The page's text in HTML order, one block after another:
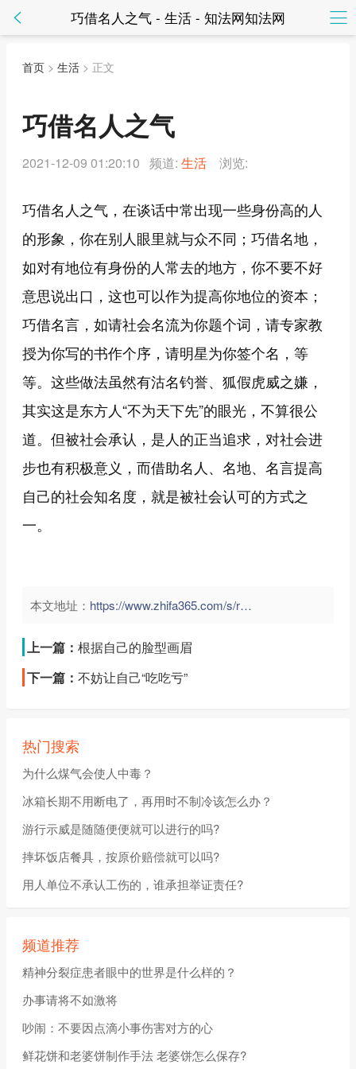
巧借名人之气 - 生活 - 知法网知法网
首页 > 生活 > 正文
巧借名人之气
2021-12-09 01:20:10 频道: 生活 浏览:
巧借名人之气，在谈话中常出现一些身份高的人
的形象，你在别人眼里就与众不同；巧借名地，
如对有地位有身份的人常去的地方，你不要不好
意思说出口，这也可以作为提高你地位的资本；
巧借名言，如请社会名流为你题个词，请专家教
授为你写的书作个序，请明星为你签个名，等
等。这些做法虽然有沽名钓誉、狐假虎威之嫌，
其实这是东方人“不为天下先”的眼光，不算很公
道。但被社会承认，是人的正当追求，对社会进
步也有积极意义，而借助名人、名地、名言提高
自己的社会知名度，就是被社会认可的方式之
一。
本文地址： https://www.zhifa365.com/s/rvkWGzmyUb823BpR">
上一篇： 根据自己的脸型画眉
下一篇： 不妨让自己“吃吃亏”
热门搜索
为什么煤气会使人中毒？
冰箱长期不用断电了，再用时不制冷该怎么办？
游行示威是随随便便就可以进行的吗?
摔坏饭店餐具，按原价赔偿就可以吗?
用人单位不承认工伤的，谁承担举证责任?
频道推荐
精神分裂症患者眼中的世界是什么样的？
办事请将不如激将
吵闹：不要因点滴小事伤害对方的心
鲜花饼和老婆饼制作手法 老婆饼怎么保存?